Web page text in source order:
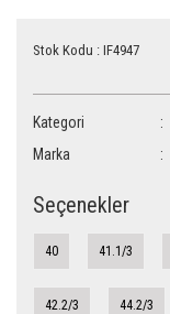
Stok Kodu : IF4947
Kategori
Marka
Seçenekler
40 41.1/3
42.2/3 44.2/3